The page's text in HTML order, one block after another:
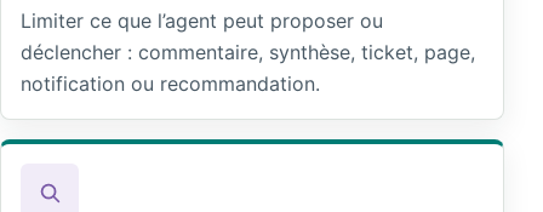
Limiter ce que l’agent peut proposer ou
déclencher : commentaire, synthèse, ticket, page,
notification ou recommandation.